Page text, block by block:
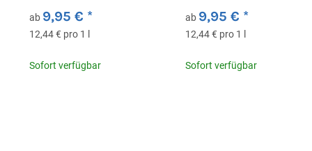
ab 9,95 € *
12,44 € pro 1 l
Sofort verfügbar
ab 9,95 € *
12,44 € pro 1 l
Sofort verfügbar